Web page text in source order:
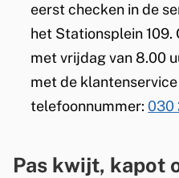
eerst checken in de
het Stationsplein 109.
met vrijdag van 8.00
met de klantenservice
telefoonnummer:030
Pas kwijt, kapot